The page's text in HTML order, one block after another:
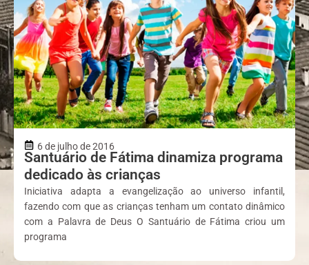
6 de julho de 2016
Santuário de Fátima dinamiza programa
dedicado às crianças
Iniciativa adapta a evangelização ao universo infantil,
fazendo com que as crianças tenham um contato dinâmico
com a Palavra de Deus O Santuário de Fátima criou um
programa